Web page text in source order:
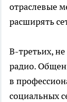
отраслевые
расширять
В-третьих,
радио.
в
социальных